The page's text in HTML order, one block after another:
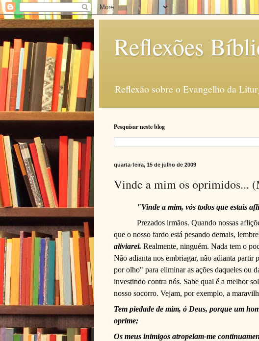
Reflexões
Reflexão sobre o Evangelho da
Pesquisar neste blog
quarta-feira, 15 de julho de 2009
Vinde a mim os oprimidos...
"Vinde a mim, vós todos que estais
Prezados irmãos. Quando nossas
que o nosso fardo está pesando demais,
aliviarei. Realmente, ninguém. Nada tem o
Não adianta nos embriagar, não adianta partir
por olho" para eliminar as ações daqueles ou
investindo contra nós. Sabe qual é a melhor
nosso socorro. Vejam, por exemplo, a
Tem piedade de mim, ó Deus, porque um
oprime;
Os meus inimigos atropelam-me